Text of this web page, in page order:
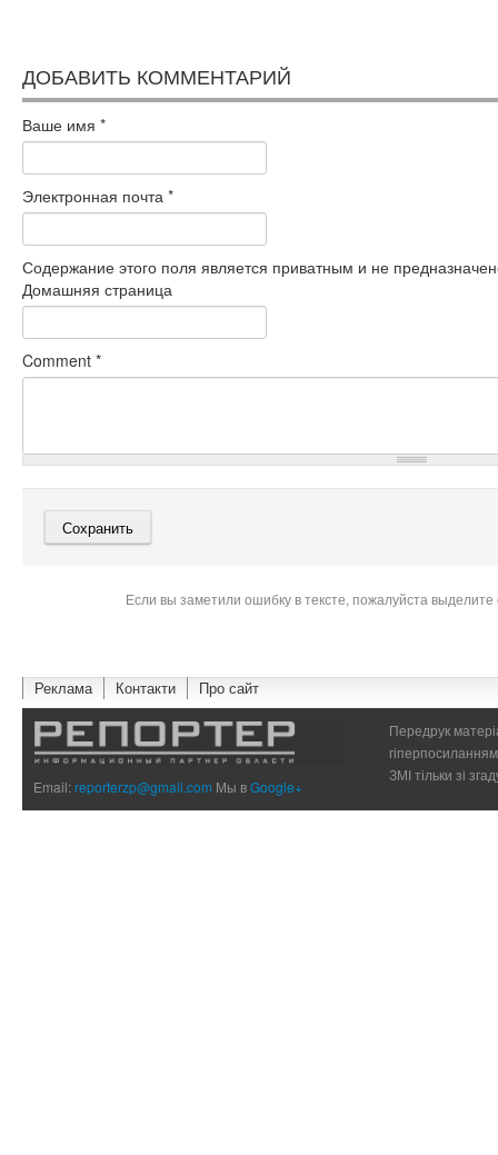
ДОБАВИТЬ КОММЕНТАРИЙ
Ваше имя *
Электронная почта *
Содержание этого поля является приватным и не
Домашняя страница
Comment *
Если вы заметили ошибку в тексте, пожалуйста
Реклама Контакти Про сайт
Email:reporterzp@gmail.com Мы вGoogle+
Передрук
ЗМІ тільки зі